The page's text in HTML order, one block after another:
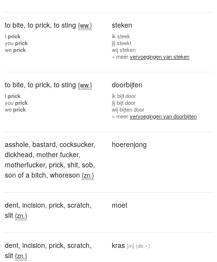
to bite, to prick, to sting {ww.} steken
I prick
youprick
weprick
ik steek
jijsteekt
wijsteken
» meervervoegingen van steken
to bite, to prick, to sting {ww.} doorbijten
I prick
youprick
weprick
ik bijt door
jijbijt door
wijbijten door
» meervervoegingen van doorbijten
asshole, bastard, cocksucker,
dickhead, mother fucker,
motherfucker, prick, shit, sob,
son of a bitch, whoreson {zn.}
hoerenjong
dent, incision, prick, scratch,
slit {zn.}
moet
dent, incision, prick, scratch,
slit {zn.}
kras [m] (de ~)